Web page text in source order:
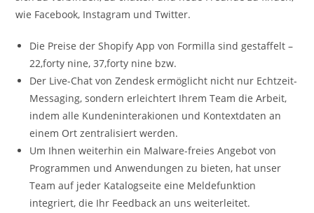
wie Facebook, Instagram und Twitter.
Die Preise der Shopify App von Formilla sind gestaffelt –
22,forty nine, 37,forty nine bzw.
Der Live-Chat von Zendesk ermöglicht nicht nur Echtzeit-
Messaging, sondern erleichtert Ihrem Team die Arbeit,
indem alle Kundeninterakionen und Kontextdaten an
einem Ort zentralisiert werden.
Um Ihnen weiterhin ein Malware-freies Angebot von
Programmen und Anwendungen zu bieten, hat unser
Team auf jeder Katalogseite eine Meldefunktion
integriert, die Ihr Feedback an uns weiterleitet.